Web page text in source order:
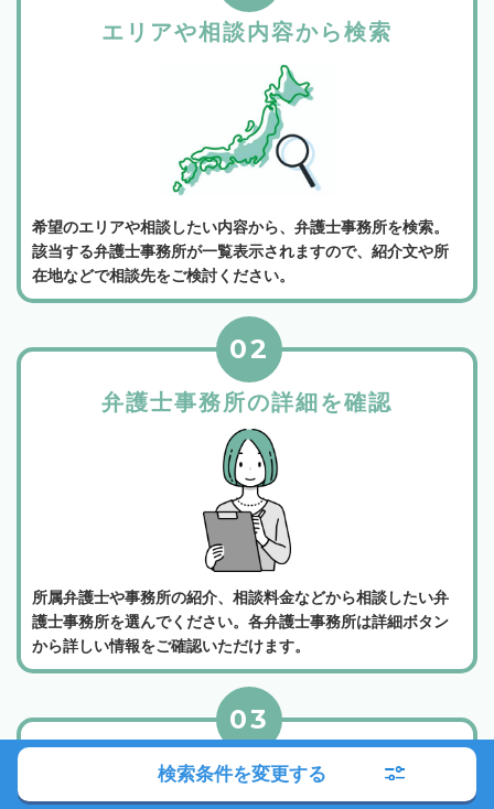
エリアや相談内容から検索
希望のエリアや相談したい内容から、弁護士事務所を検索。
該当する弁護士事務所が一覧表示されますので、紹介文や所
在地などで相談先をご検討ください。
弁護士事務所の詳細を確認
02
所属弁護士や事務所の紹介、相談料金などから相談したい弁
護士事務所を選んでください。各弁護士事務所は詳細ボタン
から詳しい情報をご確認いただけます。
電話かメールでお問い合わせ
03
検索条件を変更する